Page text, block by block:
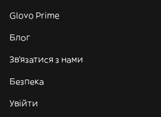
Glovo Prime
Блог
Зв'язатися з нами
Безпека
Увійти